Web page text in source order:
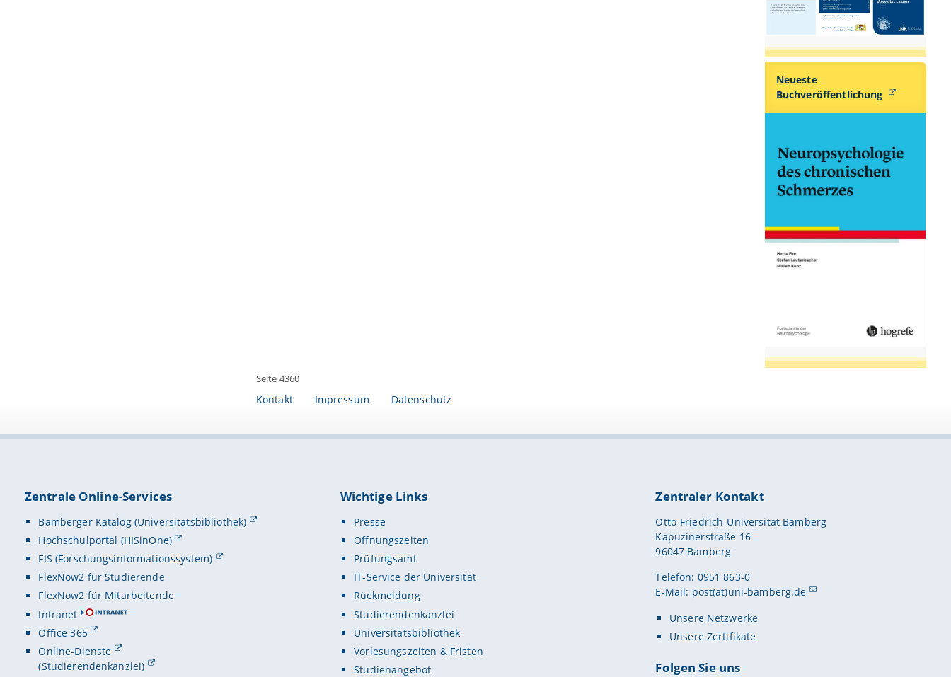
Neueste
Buchveröffentlichung
Seite 4360
Kontakt Impressum Datenschutz
Zentrale Online-Services
Bamberger Katalog (Universitätsbibliothek)
Hochschulportal (HISinOne)
FIS (Forschungsinformationssystem)
FlexNow2 für Studierende
FlexNow2 für Mitarbeitende
Intranet
Office 365
Online-Dienste
(Studierendenkanzlei)
Wichtige Links
Presse
Öffnungszeiten
Prüfungsamt
IT-Service der Universität
Rückmeldung
Studierendenkanzlei
Universitätsbibliothek
Vorlesungszeiten & Fristen
Studienangebot
Zentraler Kontakt
Otto-Friedrich-Universität Bamberg
Kapuzinerstraße 16
96047 Bamberg
Telefon: 0951 863-0
E-Mail: post(at)uni-bamberg.de
Unsere Netzwerke
Unsere Zertifikate
Folgen Sie uns